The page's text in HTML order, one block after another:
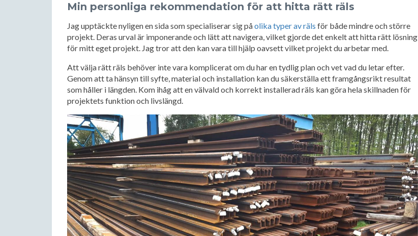
Min personliga rekommendation för att hitta rätt räls
Jag upptäckte nyligen en sida som specialiserar sig påolika typer av räls för både mindre och större
projekt. Deras urval är imponerande och lätt att navigera, vilket gjorde det enkelt att hitta rätt lösning
för mitt eget projekt. Jag tror att den kan vara till hjälp oavsett vilket projekt du arbetar med.
Att välja rätt räls behöver inte vara komplicerat om du har en tydlig plan och vet vad du letar efter.
Genom att ta hänsyn till syfte, material och installation kan du säkerställa ett framgångsrikt resultat
som håller i längden. Kom ihåg att en välvald och korrekt installerad räls kan göra hela skillnaden för
projektets funktion och livslängd.